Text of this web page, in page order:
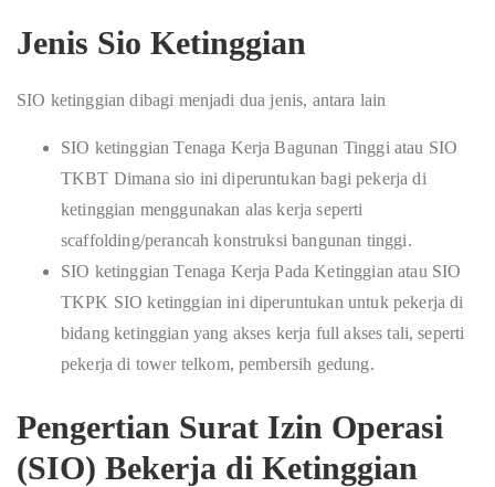
Jenis Sio Ketinggian
SIO ketinggian dibagi menjadi dua jenis, antara lain
SIO ketinggian Tenaga Kerja Bagunan Tinggi atau SIO
TKBT Dimana sio ini diperuntukan bagi pekerja di
ketinggian menggunakan alas kerja seperti
scaffolding/perancah konstruksi bangunan tinggi.
SIO ketinggian Tenaga Kerja Pada Ketinggian atau SIO
TKPK SIO ketinggian ini diperuntukan untuk pekerja di
bidang ketinggian yang akses kerja full akses tali, seperti
pekerja di tower telkom, pembersih gedung.
Pengertian Surat Izin Operasi
(SIO) Bekerja di Ketinggian